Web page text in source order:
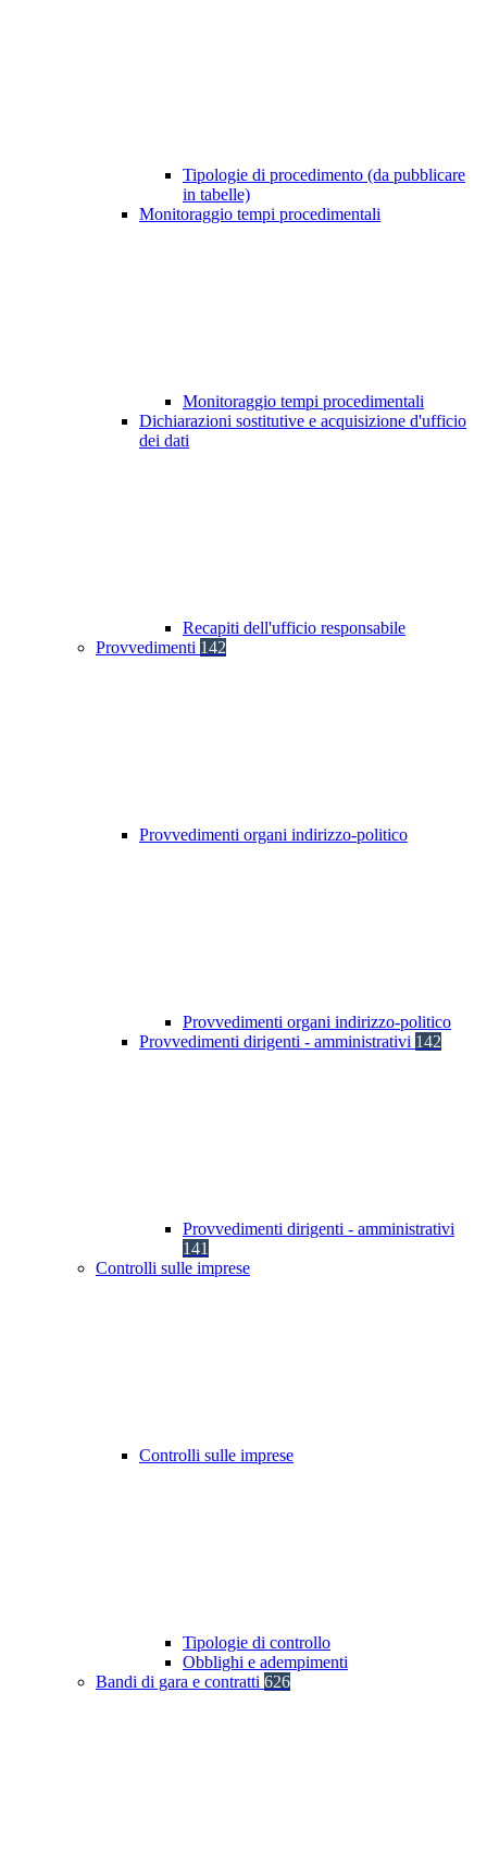
Tipologie di procedimento (da pubblicare
in tabelle)
Monitoraggio tempi procedimentali
Monitoraggio tempi procedimentali
Dichiarazioni sostitutive e acquisizione d'ufficio
dei dati
Recapiti dell'ufficio responsabile
Provvedimenti 142
Provvedimenti organi indirizzo-politico
Provvedimenti organi indirizzo-politico
Provvedimenti dirigenti - amministrativi 142
Provvedimenti dirigenti - amministrativi
141
Controlli sulle imprese
Controlli sulle imprese
Tipologie di controllo
Obblighi e adempimenti
Bandi di gara e contratti 626